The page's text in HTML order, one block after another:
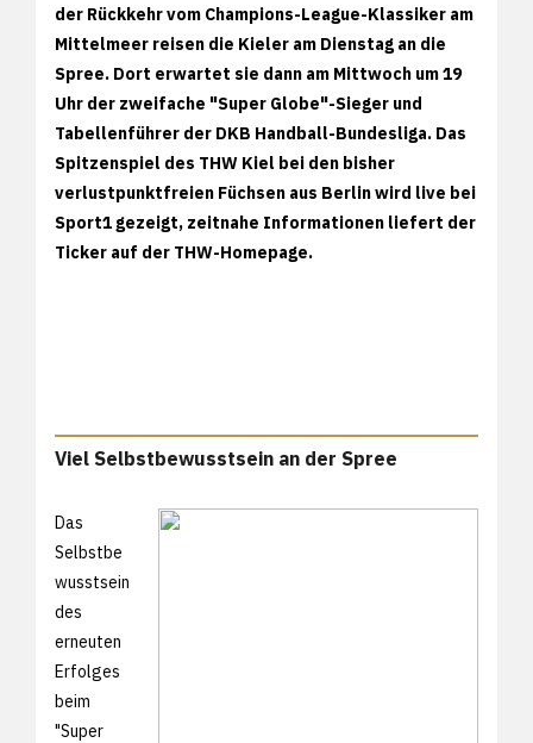
der Rückkehr vom Champions-League-Klassiker am
Mittelmeer reisen die Kieler am Dienstag an die
Spree. Dort erwartet sie dann am Mittwoch um 19
Uhr der zweifache "Super Globe"-Sieger und
Tabellenführer der DKB Handball-Bundesliga. Das
Spitzenspiel des THW Kiel bei den bisher
verlustpunktfreien Füchsen aus Berlin wird live bei
Sport1 gezeigt, zeitnahe Informationen liefert der
Ticker auf der THW-Homepage.
Viel Selbstbewusstsein an der Spree
Das
Selbstbe
wusstsein
des
erneuten
Erfolges
beim
"Super